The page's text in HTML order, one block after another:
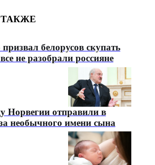
белорусов скупать
не разобрали россияне
Норвегии отправили в
необычного имени сына